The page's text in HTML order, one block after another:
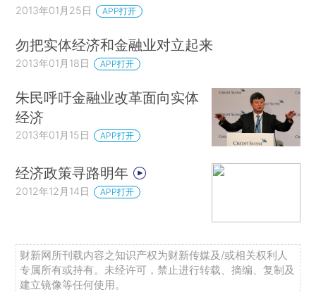
2013年01月25日 APP打开
勿把实体经济和金融业对立起来
2013年01月18日 APP打开
朱民呼吁金融业改革面向实体
经济
2013年01月15日 APP打开
经济政策寻路明年
2012年12月14日 APP打开
财新网所刊载内容之知识产权为财新传媒及/或相关权利人
专属所有或持有。未经许可，禁止进行转载、摘编、复制及
建立镜像等任何使用。